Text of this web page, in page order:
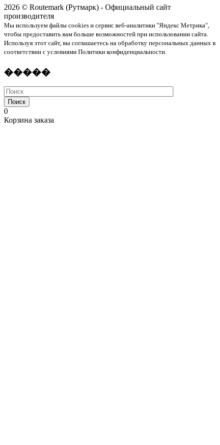
2026 © Routemark (Рутмарк) - Официальный сайт
производителя
Мы используем файлы cookies и сервис веб-аналитики "Яндекс Метрика",
чтобы предоставить вам больше возможностей при использовании сайта.
Используя этот сайт, вы соглашаетесь на обработку персональных данных в
соответствии с условиями Политики конфиденциальности.
�����
Поиск
0
Корзина заказа